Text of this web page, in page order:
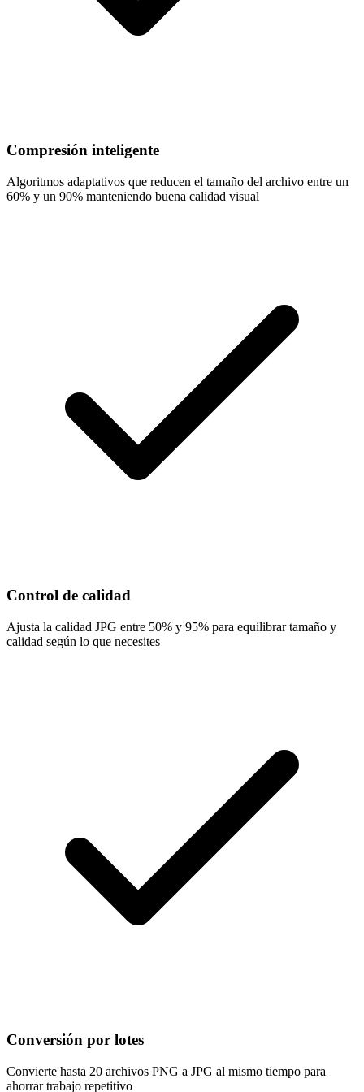
Compresión inteligente
Algoritmos adaptativos que reducen el tamaño del archivo entre un
60% y un 90% manteniendo buena calidad visual
Control de calidad
Ajusta la calidad JPG entre 50% y 95% para equilibrar tamaño y
calidad según lo que necesites
Conversión por lotes
Convierte hasta 20 archivos PNG a JPG al mismo tiempo para
ahorrar trabajo repetitivo